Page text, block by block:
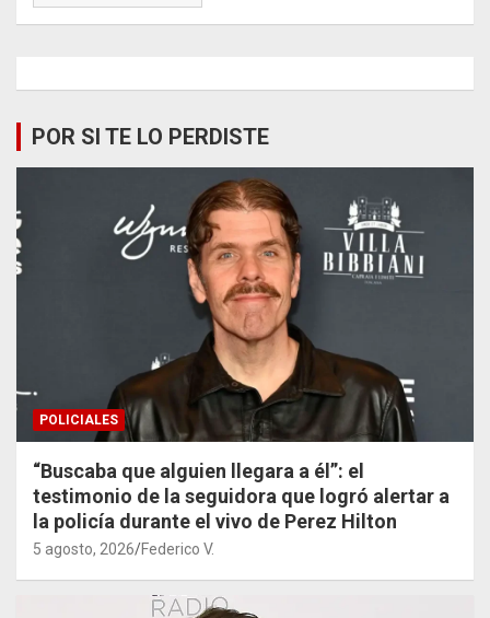
POR SI TE LO PERDISTE
POLICIALES
“Buscaba que alguien llegara a él”: el
testimonio de la seguidora que logró alertar a
la policía durante el vivo de Perez Hilton
5 agosto, 2026 Federico V.